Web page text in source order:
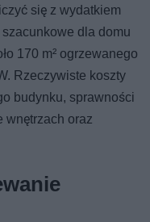
się z wydatkiem
dla domu
170 m² ogrzewanego
Rzeczywiste koszty
budynku, sprawności
wnętrzach oraz